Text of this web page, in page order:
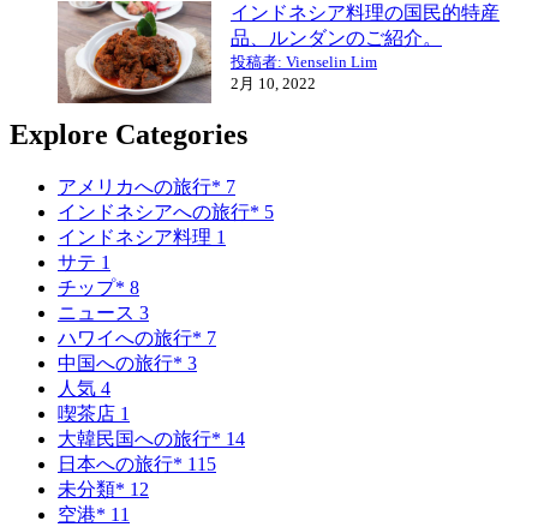
インドネシア料理の国民的特産
品、ルンダンのご紹介。
投稿者: Vienselin Lim
2月 10, 2022
Explore Categories
アメリカへの旅行* 7
インドネシアへの旅行* 5
インドネシア料理 1
サテ 1
チップ* 8
ニュース 3
ハワイへの旅行* 7
中国への旅行* 3
人気 4
喫茶店 1
大韓民国への旅行* 14
日本への旅行* 115
未分類* 12
空港* 11